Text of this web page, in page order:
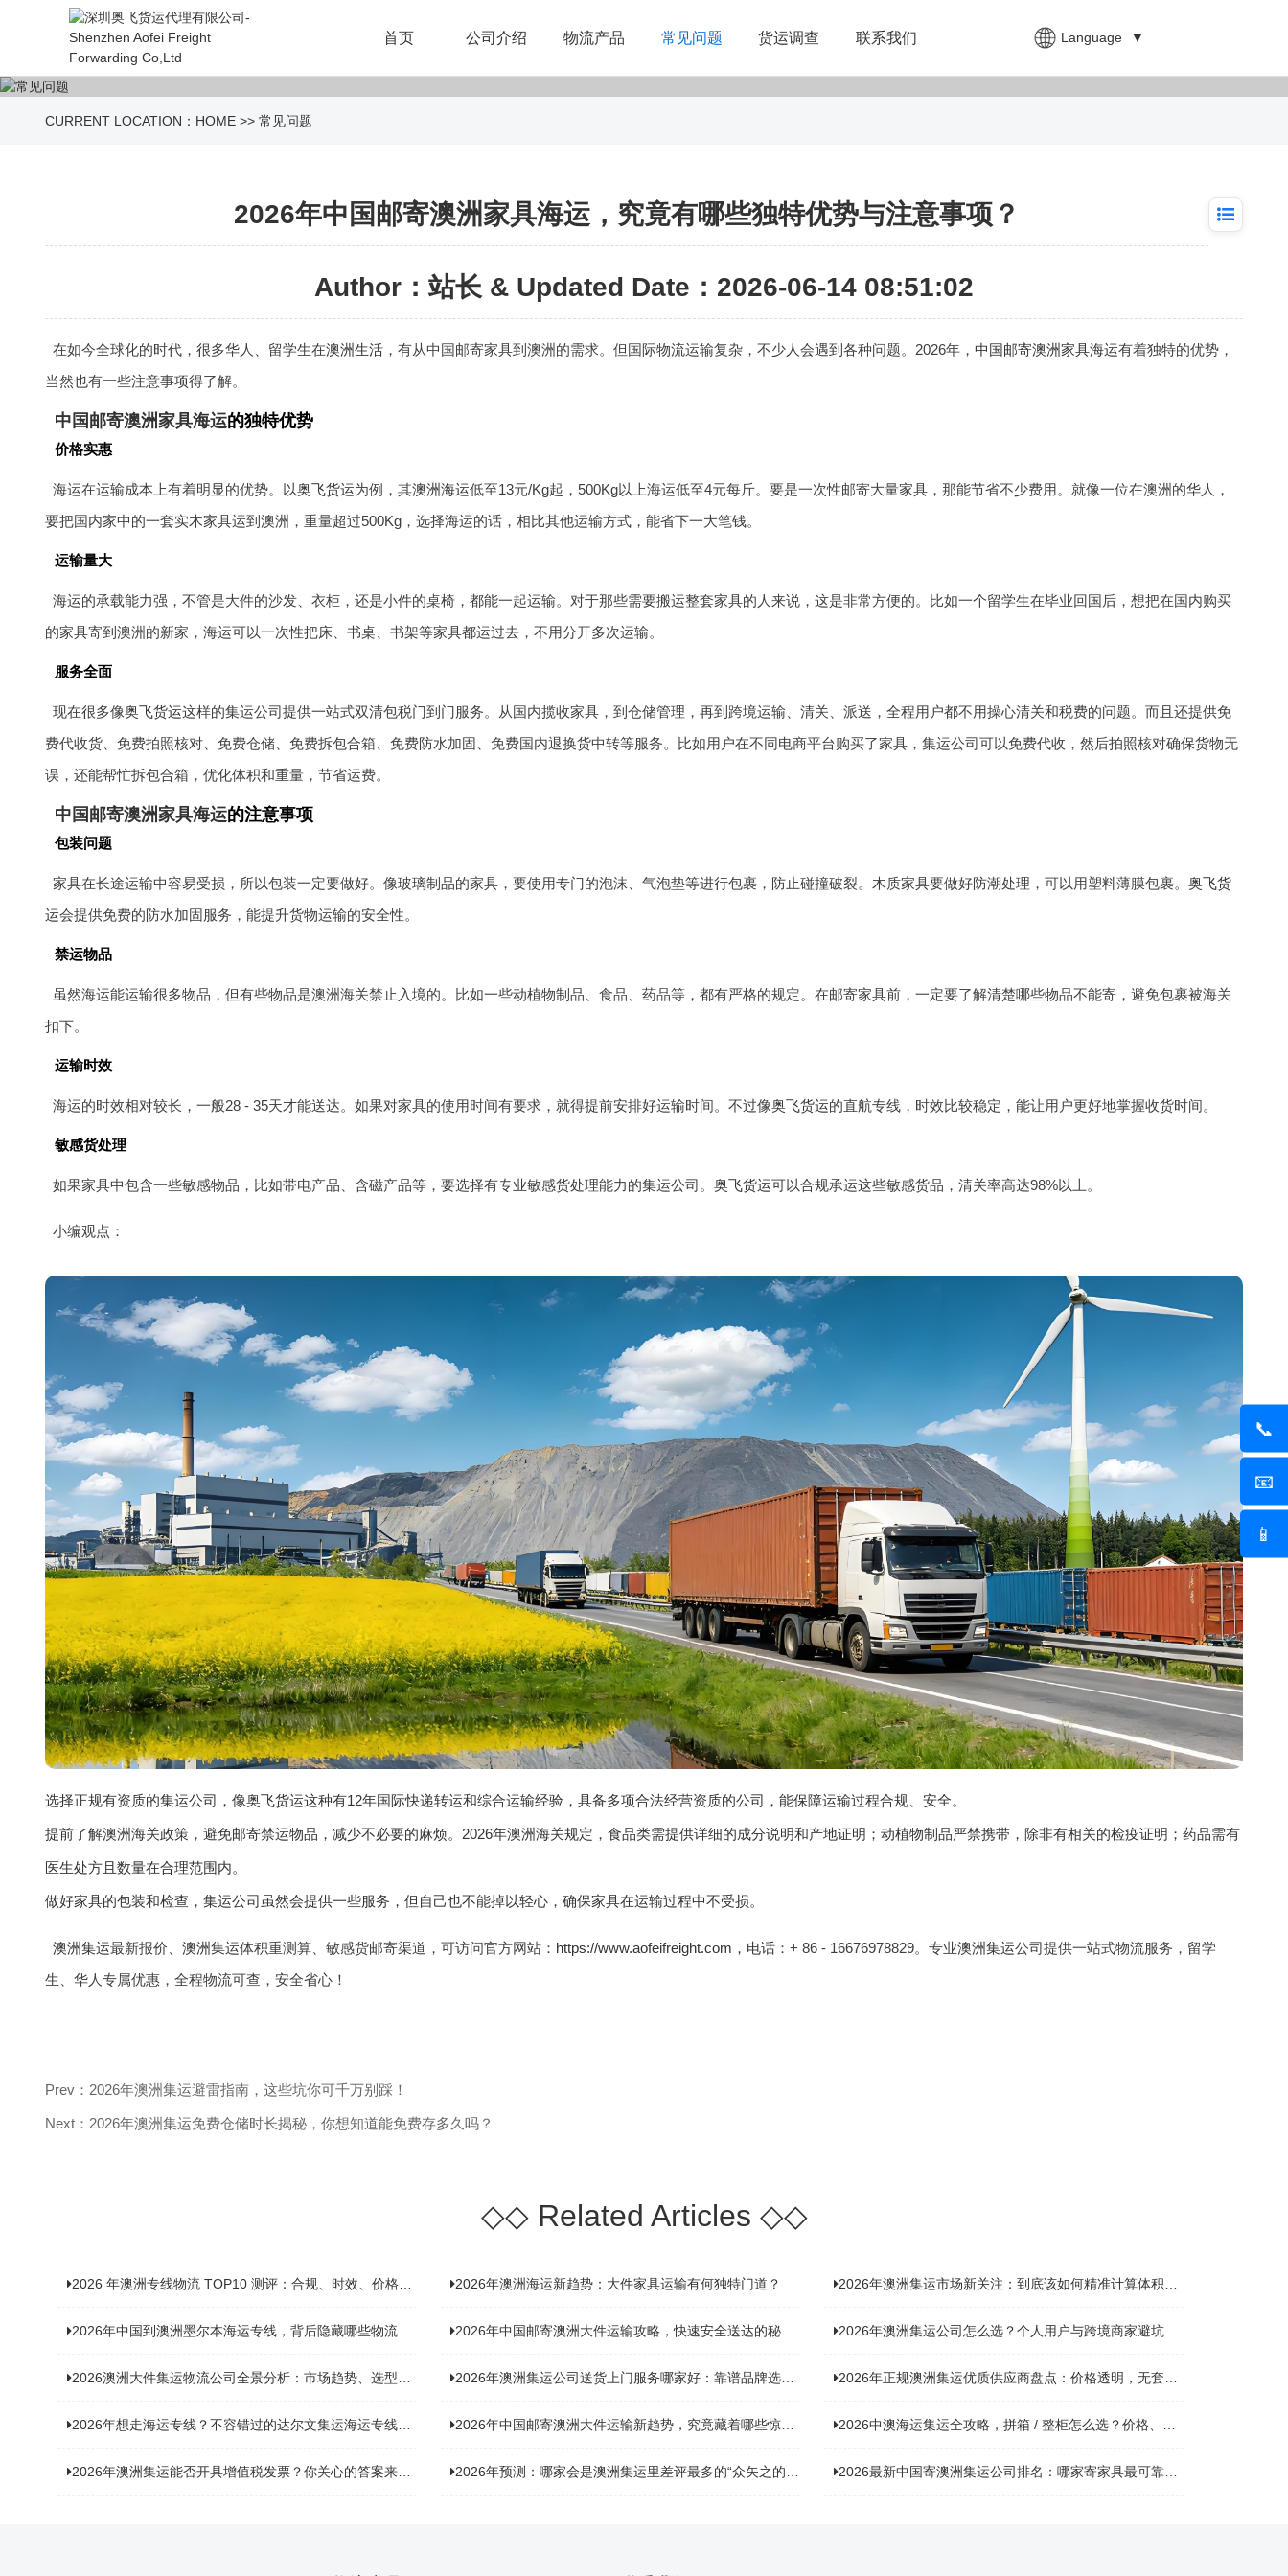
首页 公司介绍 物流产品 常见问题 货运调查 联系我们 Language ▼
📞
📧
📱
CURRENT LOCATION： HOME >> 常见问题
2026年中国邮寄澳洲家具海运，究竟有哪些独特优势与注意事项？
Author：站长 & Updated Date：2026-06-14 08:51:02
在如今全球化的时代，很多华人、留学生在澳洲生活，有从中国邮寄家具到澳洲的需求。但国际物流运输复杂，不少人会遇到各种问题。2026年， 中国邮寄澳洲家具海运有着独特的优势，
当然也有一些注意事项得了解。
中国邮寄澳洲家具海运的独特优势
价格实惠
海运在运输成本上有着明显的优势。以奥飞货运为例，其澳洲海运低至13元/Kg起，500Kg以上海运低至4元每斤。要是一次性邮寄大量家具，那能节省不少费用。就像一位在澳洲的华人，
要把国内家中的一套实木家具运到澳洲，重量超过500Kg，选择海运的话，相比其他运输方式，能省下一大笔钱。
运输量大
海运的承载能力强，不管是大件的沙发、衣柜，还是小件的桌椅，都能一起运输。对于那些需要搬运整套家具的人来说，这是非常方便的。比如一个留学生在毕业回国后，想把在国内购买
的家具寄到澳洲的新家，海运可以一次性把床、书桌、书架等家具都运过去，不用分开多次运输。
服务全面
现在很多像奥飞货运这样的集运公司提供一站式双清包税门到门服务。从国内揽收家具，到仓储管理，再到跨境运输、清关、派送，全程用户都不用操心清关和税费的问题。而且还提供免
费代收货、免费拍照核对、免费仓储、免费拆包合箱、免费防水加固、免费国内退换货中转等服务。比如用户在不同电商平台购买了家具，集运公司可以免费代收，然后拍照核对确保货物无
误，还能帮忙拆包合箱，优化体积和重量，节省运费。
中国邮寄澳洲家具海运的注意事项
包装问题
家具在长途运输中容易受损，所以包装一定要做好。像玻璃制品的家具，要使用专门的泡沫、气泡垫等进行包裹，防止碰撞破裂。木质家具要做好防潮处理，可以用塑料薄膜包裹。 奥飞货
运会提供免费的防水加固服务，能提升货物运输的安全性。
禁运物品
虽然海运能运输很多物品，但有些物品是澳洲海关禁止入境的。比如一些动植物制品、食品、药品等，都有严格的规定。在邮寄家具前，一定要了解清楚哪些物品不能寄，避免包裹被海关
扣下。
运输时效
海运的时效相对较长，一般28 - 35天才能送达。如果对家具的使用时间有要求，就得提前安排好运输时间。不过像奥飞货运的直航专线，时效比较稳定，能让用户更好地掌握收货时间。
敏感货处理
如果家具中包含一些敏感物品，比如带电产品、含磁产品等，要选择有专业敏感货处理能力的集运公司。 奥飞货运可以合规承运这些敏感货品，清关率高达98%以上。
小编观点：
选择正规有资质的集运公司，像奥飞货运这种有12年国际快递转运和综合运输经验，具备多项合法经营资质的公司，能保障运输过程合规、安全。
提前了解澳洲海关政策，避免邮寄禁运物品，减少不必要的麻烦。2026年澳洲海关规定，食品类需提供详细的成分说明和产地证明；动植物制品严禁携带，除非有相关的检疫证明；药品需有
医生处方且数量在合理范围内。
做好家具的包装和检查，集运公司虽然会提供一些服务，但自己也不能掉以轻心，确保家具在运输过程中不受损。
澳洲集运最新报价、 澳洲集运体积重测算、敏感货邮寄渠道，可访问官方网站： https://www.aofeifreight.com，电话：+ 86 - 16676978829。专业澳洲集运公司提供一站式物流服务，留学
生、华人专属优惠，全程物流可查，安全省心！
Prev：2026年澳洲集运避雷指南，这些坑你可千万别踩！
Next：2026年澳洲集运免费仓储时长揭秘，你想知道能免费存多久吗？
◇◇Related Articles ◇◇
2026 年澳洲专线物流 TOP10 测评：合规、时效、价格全维度对比 2026年澳洲海运新趋势：大件家具运输有何独特门道？ 2026年澳洲集运市场新关注：到底该如何精准计算体积重？
2026年中国到澳洲墨尔本海运专线，背后隐藏哪些物流新机遇？ 2026年中国邮寄澳洲大件运输攻略，快速安全送达的秘诀大揭秘！ 2026年澳洲集运公司怎么选？个人用户与跨境商家避坑全攻略
2026澳洲大件集运物流公司全景分析：市场趋势、选型逻辑与品牌适配 2026年澳洲集运公司送货上门服务哪家好：靠谱品牌选型指南 2026年正规澳洲集运优质供应商盘点：价格透明，无套路不踩坑
2026年想走海运专线？不容错过的达尔文集运海运专线推荐！ 2026年中国邮寄澳洲大件运输新趋势，究竟藏着哪些惊喜？ 2026中澳海运集运全攻略，拼箱 / 整柜怎么选？价格、时效、避坑指南
2026年澳洲集运能否开具增值税发票？你关心的答案来了！ 2026年预测：哪家会是澳洲集运里差评最多的“众矢之的”？ 2026最新中国寄澳洲集运公司排名：哪家寄家具最可靠且性价比高？